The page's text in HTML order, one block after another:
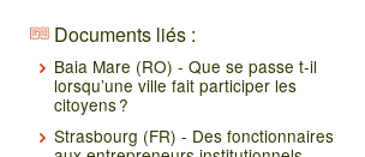
Documents liés :
Baia Mare (RO) - Que se passe t-il
lorsqu’une ville fait participer les
citoyens ?
Strasbourg (FR) - Des fonctionnaires